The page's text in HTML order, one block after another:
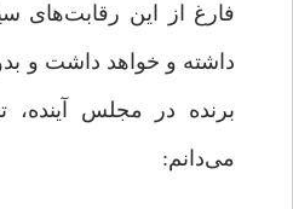
فارغ از این رقابت‌های
داشته و خواهد داشت و
برنده در مجلس آینده،
می‌دانم: